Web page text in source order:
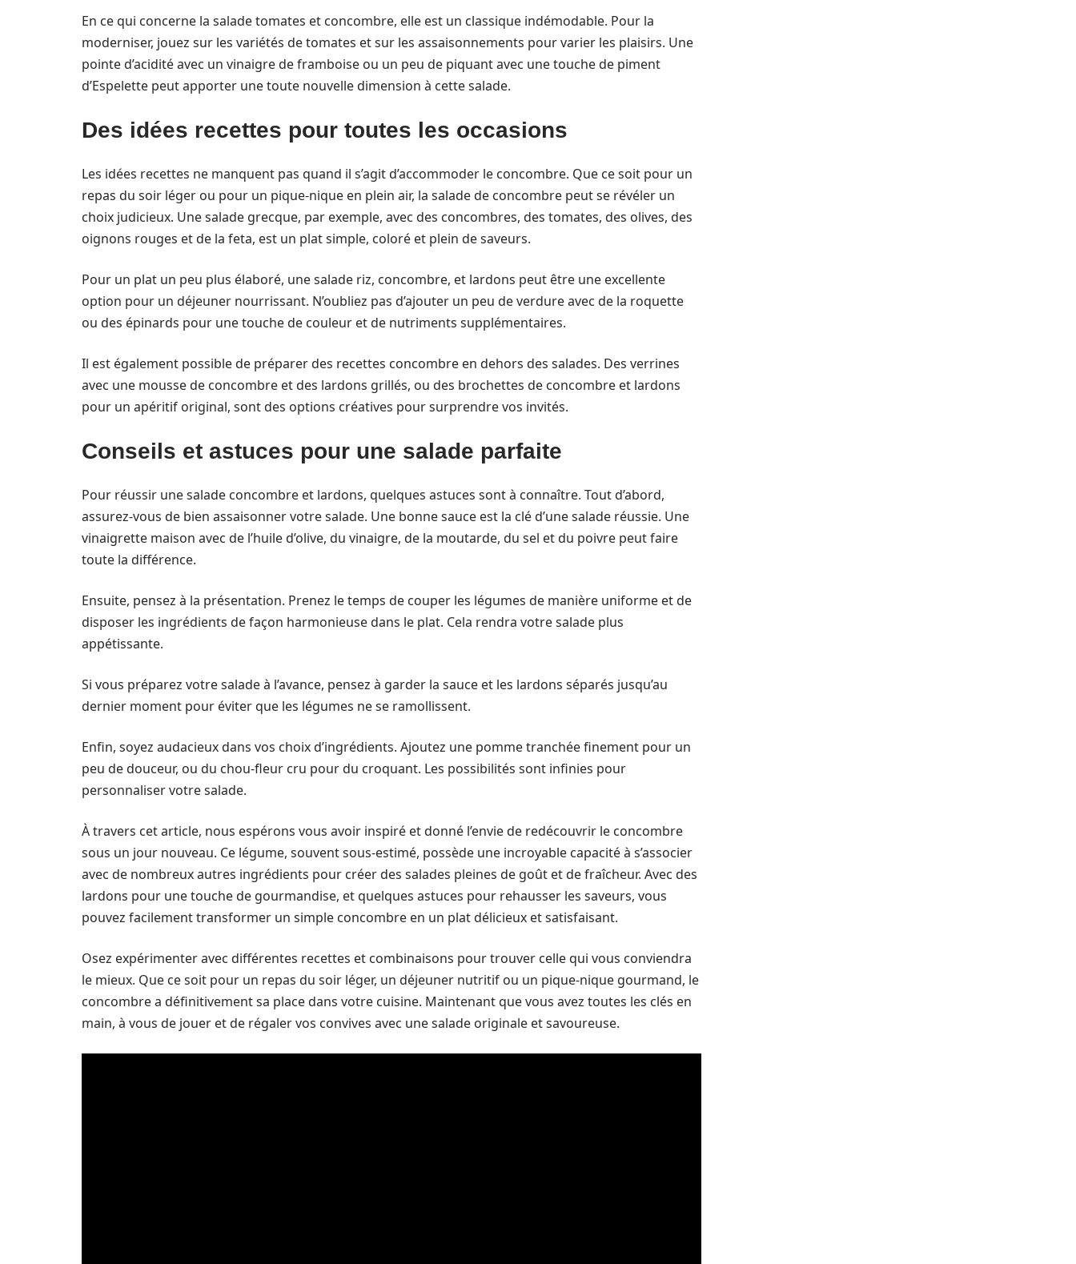
En ce qui concerne la salade tomates et concombre, elle est un classique indémodable. Pour la
moderniser, jouez sur les variétés de tomates et sur les assaisonnements pour varier les plaisirs. Une
pointe d’acidité avec un vinaigre de framboise ou un peu de piquant avec une touche de piment
d’Espelette peut apporter une toute nouvelle dimension à cette salade.
Des idées recettes pour toutes les occasions
Les idées recettes ne manquent pas quand il s’agit d’accommoder le concombre. Que ce soit pour un
repas du soir léger ou pour un pique-nique en plein air, la salade de concombre peut se révéler un
choix judicieux. Une salade grecque, par exemple, avec des concombres, des tomates, des olives, des
oignons rouges et de la feta, est un plat simple, coloré et plein de saveurs.
Pour un plat un peu plus élaboré, une salade riz, concombre, et lardons peut être une excellente
option pour un déjeuner nourrissant. N’oubliez pas d’ajouter un peu de verdure avec de la roquette
ou des épinards pour une touche de couleur et de nutriments supplémentaires.
Il est également possible de préparer des recettes concombre en dehors des salades. Des verrines
avec une mousse de concombre et des lardons grillés, ou des brochettes de concombre et lardons
pour un apéritif original, sont des options créatives pour surprendre vos invités.
Conseils et astuces pour une salade parfaite
Pour réussir une salade concombre et lardons, quelques astuces sont à connaître. Tout d’abord,
assurez-vous de bien assaisonner votre salade. Une bonne sauce est la clé d’une salade réussie. Une
vinaigrette maison avec de l’huile d’olive, du vinaigre, de la moutarde, du sel et du poivre peut faire
toute la différence.
Ensuite, pensez à la présentation. Prenez le temps de couper les légumes de manière uniforme et de
disposer les ingrédients de façon harmonieuse dans le plat. Cela rendra votre salade plus
appétissante.
Si vous préparez votre salade à l’avance, pensez à garder la sauce et les lardons séparés jusqu’au
dernier moment pour éviter que les légumes ne se ramollissent.
Enfin, soyez audacieux dans vos choix d’ingrédients. Ajoutez une pomme tranchée finement pour un
peu de douceur, ou du chou-fleur cru pour du croquant. Les possibilités sont infinies pour
personnaliser votre salade.
À travers cet article, nous espérons vous avoir inspiré et donné l’envie de redécouvrir le concombre
sous un jour nouveau. Ce légume, souvent sous-estimé, possède une incroyable capacité à s’associer
avec de nombreux autres ingrédients pour créer des salades pleines de goût et de fraîcheur. Avec des
lardons pour une touche de gourmandise, et quelques astuces pour rehausser les saveurs, vous
pouvez facilement transformer un simple concombre en un plat délicieux et satisfaisant.
Osez expérimenter avec différentes recettes et combinaisons pour trouver celle qui vous conviendra
le mieux. Que ce soit pour un repas du soir léger, un déjeuner nutritif ou un pique-nique gourmand, le
concombre a définitivement sa place dans votre cuisine. Maintenant que vous avez toutes les clés en
main, à vous de jouer et de régaler vos convives avec une salade originale et savoureuse.